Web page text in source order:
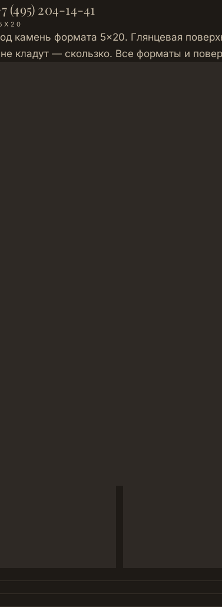
(495) 204-14-41
камень формата 5×20. Глянцевая
кладут — скользко. Все форматы и